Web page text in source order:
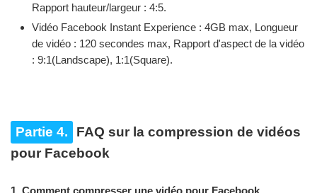
Rapport hauteur/largeur : 4:5.
Vidéo Facebook Instant Experience : 4GB max, Longueur
de vidéo : 120 secondes max, Rapport d'aspect de la vidéo
: 9:1(Landscape), 1:1(Square).
Partie 4.
FAQ sur la compression de vidéos
pour Facebook
1. Comment compresser une vidéo pour Facebook